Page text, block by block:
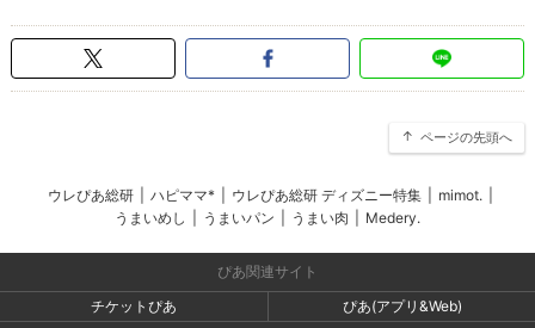
ページの先頭へ
ウレぴあ総研 ハピママ* ウレぴあ総研 ディズニー特集 mimot.
うまいめし
うまいパン うまい肉 Medery.
ぴあ関連サイト
チケットぴあ
ぴあ(アプリ&Web)